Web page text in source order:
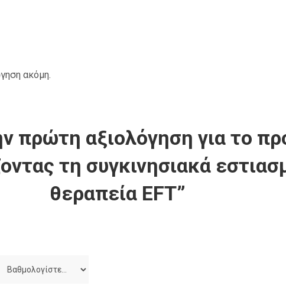
ακόμη.
πρώτη αξιολόγηση για το
τη συγκινησιακά
θεραπεία EFT”